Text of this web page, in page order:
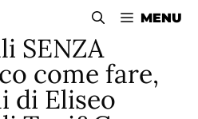
MENU
SENZA
come fare,
di Eliseo